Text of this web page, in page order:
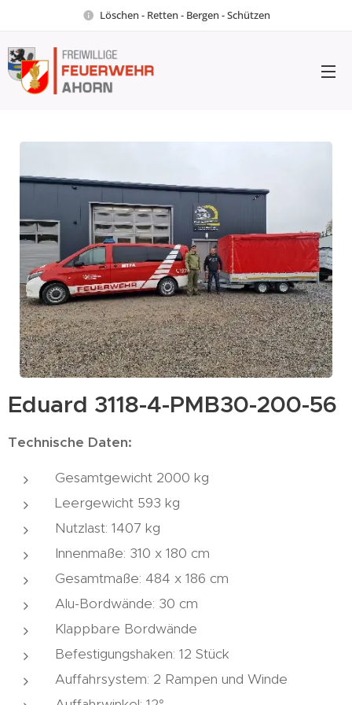
Löschen - Retten - Bergen - Schützen
Eduard 3118-4-PMB30-200-56
Technische Daten:
Gesamtgewicht 2000 kg
Leergewicht 593 kg
Nutzlast: 1407 kg
Innenmaße: 310 x 180 cm
Gesamtmaße: 484 x 186 cm
Alu-Bordwände: 30 cm
Klappbare Bordwände
Befestigungshaken: 12 Stück
Auffahrsystem: 2 Rampen und Winde